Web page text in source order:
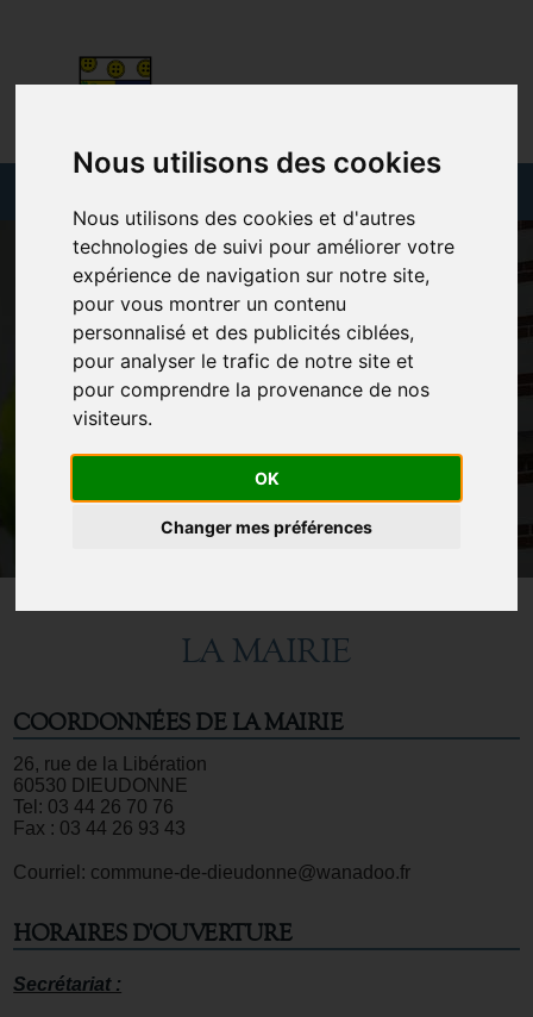
Nous utilisons des cookies
Nous utilisons des cookies et d'autres
technologies de suivi pour améliorer votre
expérience de navigation sur notre site,
pour vous montrer un contenu
personnalisé et des publicités ciblées,
pour analyser le trafic de notre site et
pour comprendre la provenance de nos
visiteurs.
OK
Changer mes préférences
LA MAIRIE
COORDONNÉES DE LA MAIRIE
26, rue de la Libération
60530 DIEUDONNE
Tel: 03 44 26 70 76
Fax : 03 44 26 93 43
Courriel: commune-de-dieudonne@wanadoo.fr
HORAIRES D'OUVERTURE
Secrétariat :